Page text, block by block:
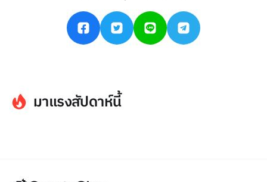
มาแรงสัปดาห์นี้